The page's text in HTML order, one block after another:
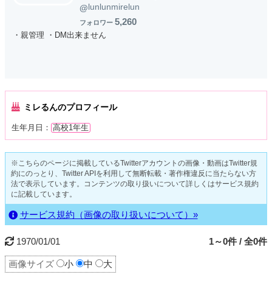
@lunlunmirelun
フォロワー 5,260
・親管理 ・DM出来ません
ミレるんのプロフィール
生年月日： 高校1年生
※こちらのページに掲載しているTwitterアカウントの画像・動画はTwitter規
約にのっとり、Twitter APIを利用して無断転載・著作権違反に当たらない方
法で表示しています。コンテンツの取り扱いについて詳しくはサービス規約
に記載しています。
サービス規約（画像の取り扱いについて）»
1970/01/01 1～0件 / 全0件
画像サイズ 小 中 大